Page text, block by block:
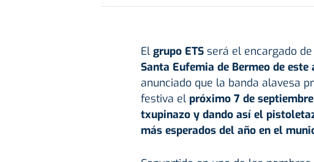
Elgrupo ETSserá el encargado de
Santa Eufemia de Bermeo de este
anunciado que la banda alavesa
festiva elpróximo 7 de
txupinazo y dando así el
más esperados del año en el